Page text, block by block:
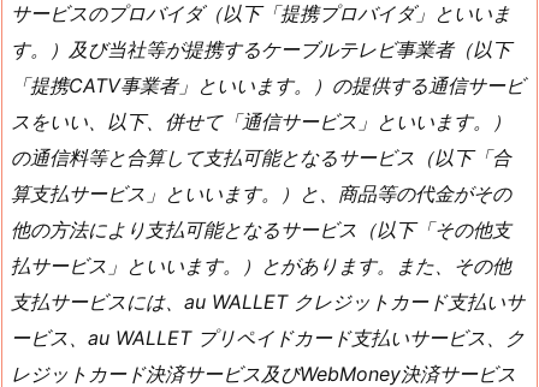
サービスのプロバイダ（以下「提携プロバイダ」といいま
す。）及び当社等が提携するケーブルテレビ事業者（以下
「提携CATV事業者」といいます。）の提供する通信サービ
スをいい、以下、併せて「通信サービス」といいます。）
の通信料等と合算して支払可能となるサービス（以下「合
算支払サービス」といいます。）と、商品等の代金がその
他の方法により支払可能となるサービス（以下「その他支
払サービス」といいます。）とがあります。また、その他
支払サービスには、au WALLET クレジットカード支払いサ
ービス、au WALLET プリペイドカード支払いサービス、ク
レジットカード決済サービス及びWebMoney決済サービス